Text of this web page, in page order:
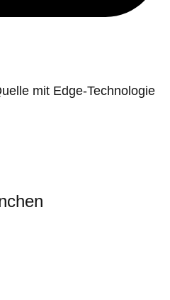
mit Edge-Technologie